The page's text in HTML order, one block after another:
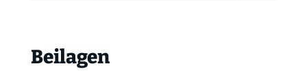
Beilagen